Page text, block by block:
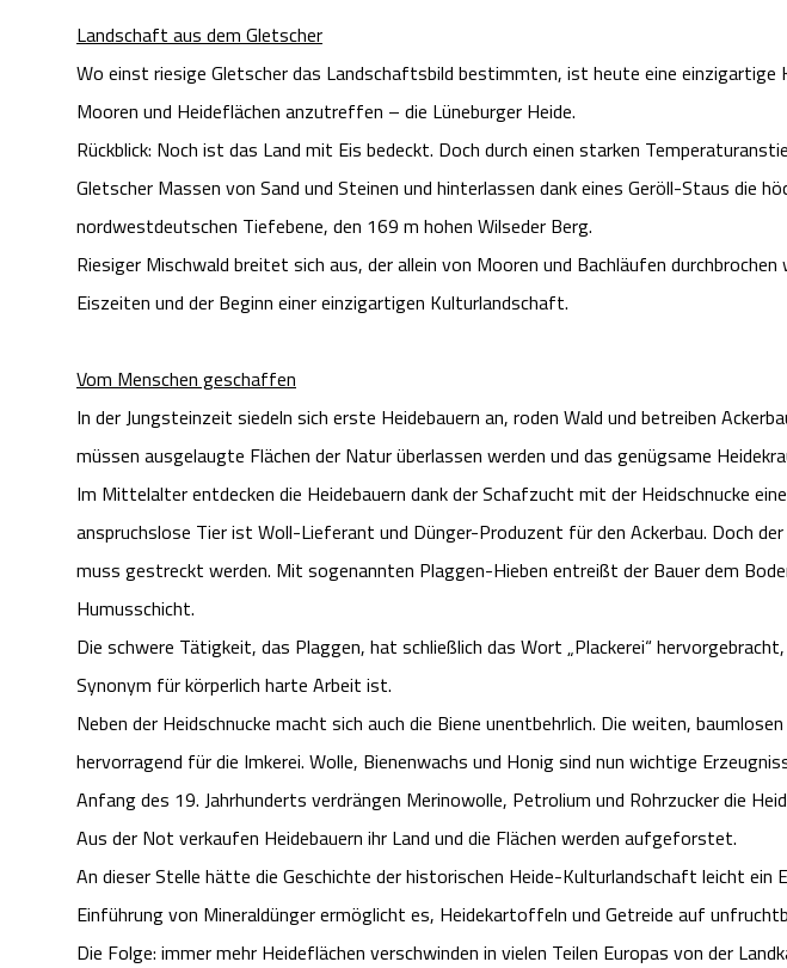
Landschaft aus dem Gletscher
Wo einst riesige Gletscher das Landschaftsbild bestimmten, ist heute eine einzigartige
Mooren und Heideflächen anzutreffen – die Lüneburger Heide.
Rückblick: Noch ist das Land mit Eis bedeckt. Doch durch einen starken
Gletscher Massen von Sand und Steinen und hinterlassen dank eines Geröll-Staus die
nordwestdeutschen Tiefebene, den 169 m hohen Wilseder Berg.
Riesiger Mischwald breitet sich aus, der allein von Mooren und Bachläufen
Eiszeiten und der Beginn einer einzigartigen Kulturlandschaft.
Vom Menschen geschaffen
In der Jungsteinzeit siedeln sich erste Heidebauern an, roden Wald und betreiben
müssen ausgelaugte Flächen der Natur überlassen werden und das genügsame
Im Mittelalter entdecken die Heidebauern dank der Schafzucht mit der Heidschnucke
anspruchslose Tier ist Woll-Lieferant und Dünger-Produzent für den Ackerbau. Doch
muss gestreckt werden. Mit sogenannten Plaggen-Hieben entreißt der Bauer dem
Humusschicht.
Die schwere Tätigkeit, das Plaggen, hat schließlich das Wort „Plackerei“
Synonym für körperlich harte Arbeit ist.
Neben der Heidschnucke macht sich auch die Biene unentbehrlich. Die weiten,
hervorragend für die Imkerei. Wolle, Bienenwachs und Honig sind nun wichtige
Anfang des 19. Jahrhunderts verdrängen Merinowolle, Petrolium und Rohrzucker die
Aus der Not verkaufen Heidebauern ihr Land und die Flächen werden aufgeforstet.
An dieser Stelle hätte die Geschichte der historischen Heide-Kulturlandschaft leicht ein
Einführung von Mineraldünger ermöglicht es, Heidekartoffeln und Getreide auf
Die Folge: immer mehr Heideflächen verschwinden in vielen Teilen Europas von der